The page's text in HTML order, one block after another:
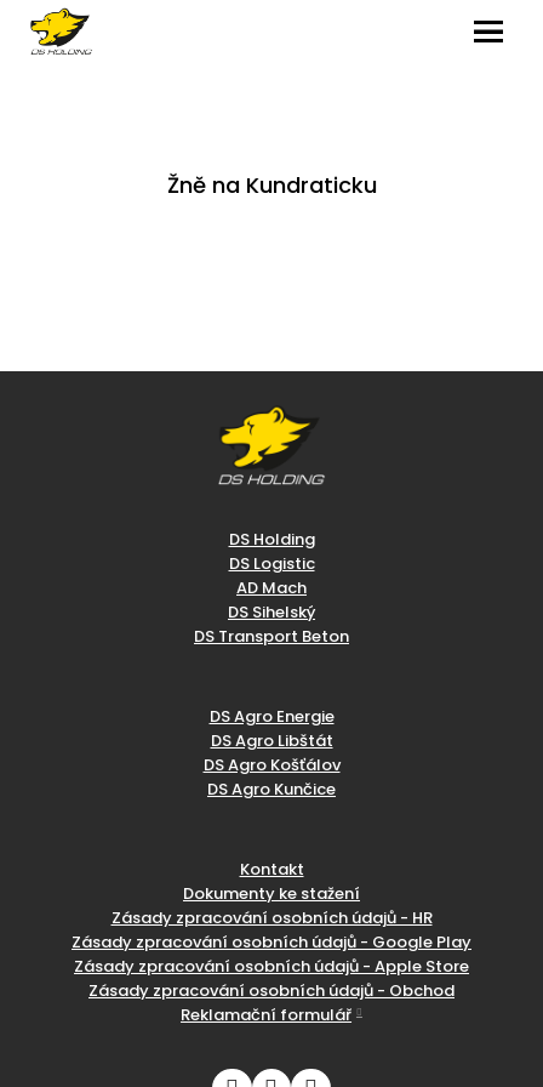
MENU
Žně na Kundraticku
DS Holding
DS Logistic
AD Mach
DS Sihelský
DS Transport Beton
DS Agro Energie
DS Agro Libštát
DS Agro Košťálov
DS Agro Kunčice
Kontakt
Dokumenty ke stažení
Zásady zpracování osobních údajů - HR
Zásady zpracování osobních údajů - Google Play
Zásady zpracování osobních údajů - Apple Store
Zásady zpracování osobních údajů - Obchod
Reklamační formulář